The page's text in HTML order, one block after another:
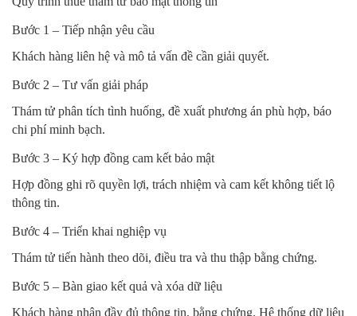
Bước 1 – Tiếp nhận yêu cầu
Khách hàng liên hệ và mô tả vấn đề cần giải quyết.
Bước 2 – Tư vấn giải pháp
Thám tử phân tích tình huống, đề xuất phương án phù hợp, báo
chi phí minh bạch.
Bước 3 – Ký hợp đồng cam kết bảo mật
Hợp đồng ghi rõ quyền lợi, trách nhiệm và cam kết không tiết lộ
thông tin.
Bước 4 – Triển khai nghiệp vụ
Thám tử tiến hành theo dõi, điều tra và thu thập bằng chứng.
Bước 5 – Bàn giao kết quả và xóa dữ liệu
Khách hàng nhận đầy đủ thông tin, bằng chứng. Hệ thống dữ liệu